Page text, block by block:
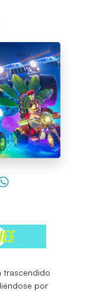
trascendido
por